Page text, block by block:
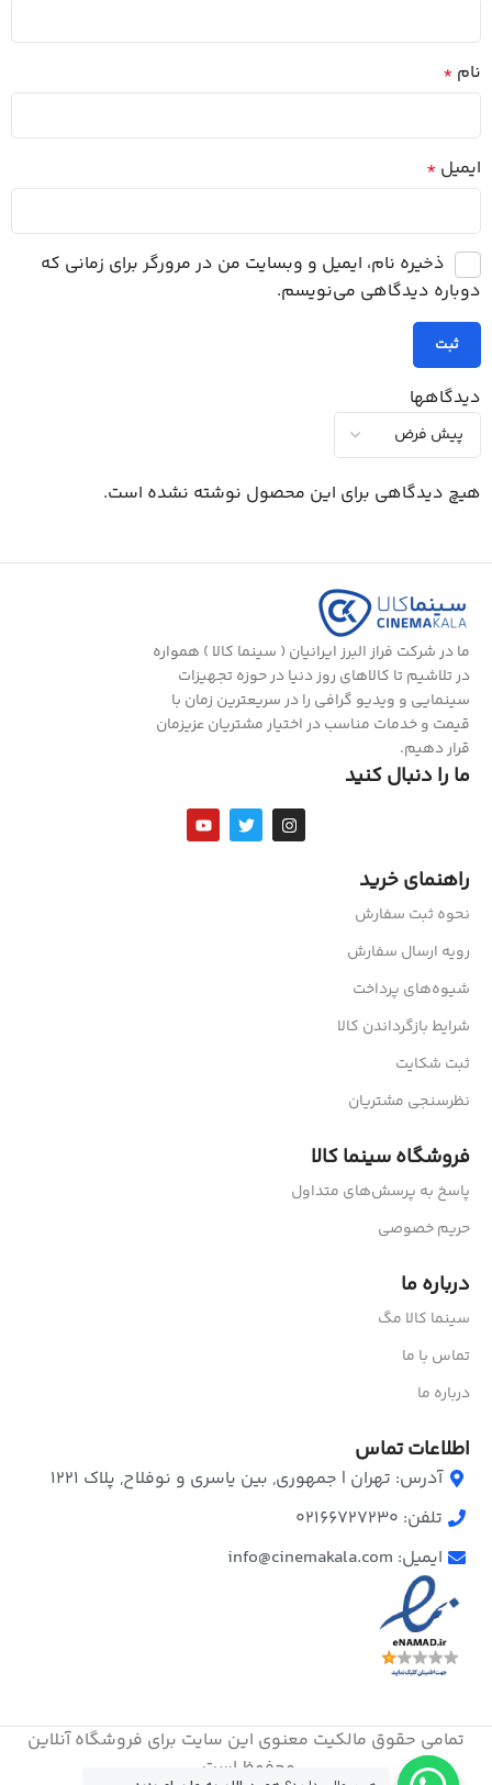
دیدگاهها
هیچ دیدگاهی برای این محصول نوشته نشده است.
نام *
ایمیل *
ذخیره نام، ایمیل و وبسایت من در مرورگر برای زمانی که
دوباره دیدگاهی می‌نویسم.
ما در شرکت فراز البرز ایرانیان ( سینما کالا ) همواره
در تلاشیم تا کالاهای روز دنیا در حوزه تجهیزات
سینمایی و ویدیو گرافی را در سریعترین زمان با
قیمت و خدمات مناسب در اختیار مشتریان عزیزمان
قرار دهیم.
ما را دنبال کنید
راهنمای خرید
نحوه ثبت سفارش
رویه ارسال سفارش
شیوه‌های پرداخت
شرایط بازگرداندن کالا
ثبت شکایت
نظرسنجی مشتریان
فروشگاه سینما کالا
پاسخ به پرسش‌های متداول
حریم خصوصی
درباره ما
سینما کالا مگ
تماس با ما
درباره ما
اطلاعات تماس
آدرس: تهران | جمهوری, بین یاسری و نوفلاح, پلاک ۱۲۲۱
تلفن: 02166727230
ایمیل: info@cinemakala.com
تمامی حقوق مالکیت معنوی این ‌سایت برای فروشگاه آنلاین
محفوظ است.